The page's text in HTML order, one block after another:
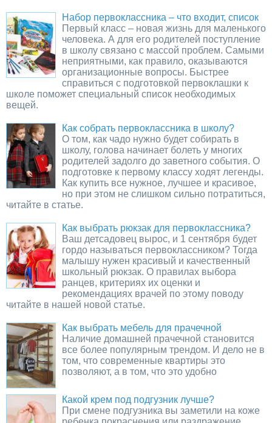
Набор первоклассника – что входит, список
Первый класс – новая жизнь для маленького
человека. А для его родителей поступление
в школу связано с массой проблем. Самыми
неприятными, как правило, оказываются
организационные вопросы. Быстрее
справиться с подготовкой первоклашки к
школе поможет специальный список необходимых
вещей.
Как собрать первоклассника в школу?
О том, как чадо нужно будет собирать в
школу, голова начинает болеть у многих
родителей задолго до заветного события. О
подготовке к первому классу ходят легенды.
Как купить все нужное, лучшее и красивое,
но при этом не слишком сильно потратиться,
читайте в статье.
Как выбрать рюкзак для первоклассника?
Ваш детсадовец вырос, и 1 сентября будет
гордо называться первоклассником? Тогда
малышу нужен красивый и качественный
школьный рюкзак. О правилах выбора
ранцев, критериях их оценки и
рекомендациях врачей по этому поводу
читайте в нашей новой статье.
Как выбрать мебель для прачечной
Наличие домашней прачечной становится
все более популярным трендом. И дело не в
том, что современные квартиры это
позволяют, а в том, что это удобно
Какой крем под подгузник лучше?
При смене подгузника вы заметили на коже